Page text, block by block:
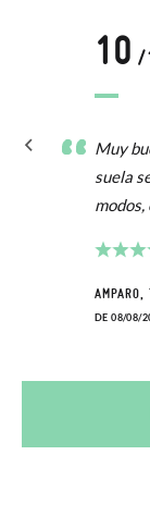
10 /
Muy
suela
modos,
AMPARO,
DE 08/08/